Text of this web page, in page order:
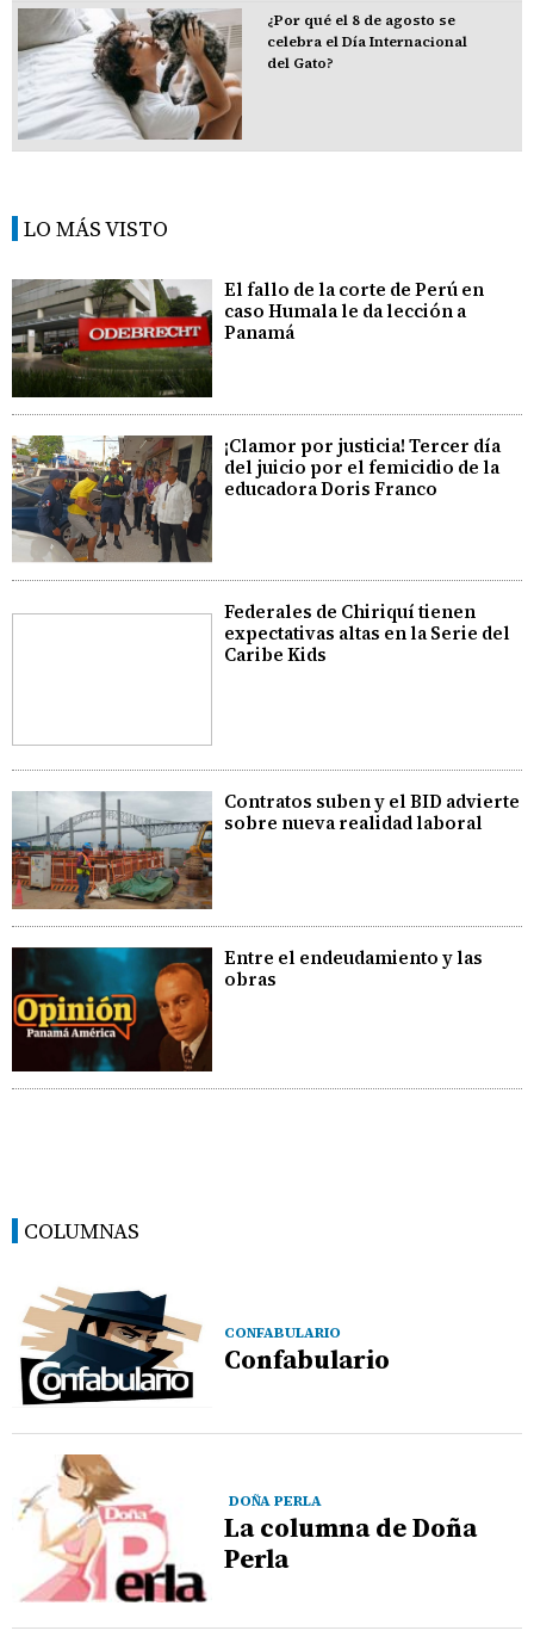
¿Por qué el 8 de agosto se
celebra el Día Internacional
del Gato?
LO MÁS VISTO
El fallo de la corte de Perú en
caso Humala le da lección a
Panamá
¡Clamor por justicia! Tercer día
del juicio por el femicidio de la
educadora Doris Franco
Federales de Chiriquí tienen
expectativas altas en la Serie del
Caribe Kids
Contratos suben y el BID advierte
sobre nueva realidad laboral
Entre el endeudamiento y las
obras
COLUMNAS
CONFABULARIO
Confabulario
DOÑA PERLA
La columna de Doña
Perla